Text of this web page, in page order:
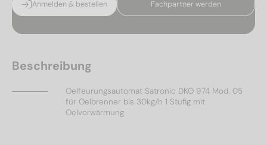
Anmelden & bestellen Fachpartner werden
Beschreibung
Oelfeurungsautomat Satronic DKO 974 Mod. 05
für Oelbrenner bis 30kg/h 1 Stufig mit
Oelvorwärmung